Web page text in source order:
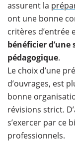
assurent la
ont une bonne
critères d’entrée
bénéficier
pédagogique.
Le choix d’une
d’ouvrages, est
bonne
révisions strict.
s’exercer par ce
professionnels.